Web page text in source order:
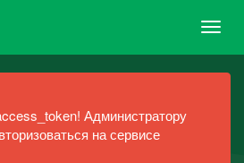
Администратору
на сервисе